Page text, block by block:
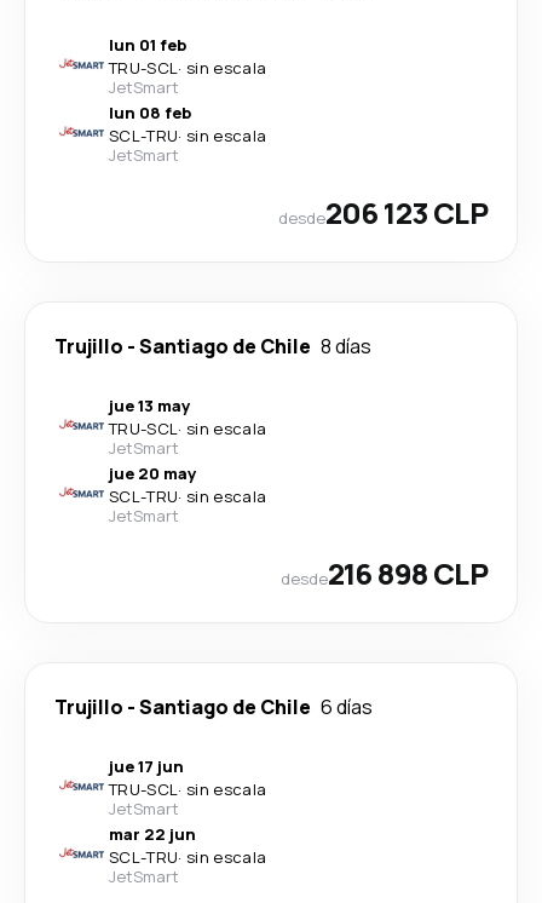
lun 01 feb
TRU-SCL· sin escala
JetSmart
lun 08 feb
SCL-TRU· sin escala
JetSmart
desde206 123 CLP
Trujillo -Santiago de Chile 8 días
jue 13 may
TRU-SCL· sin escala
JetSmart
jue 20 may
SCL-TRU· sin escala
JetSmart
desde216 898 CLP
Trujillo -Santiago de Chile 6 días
jue 17 jun
TRU-SCL· sin escala
JetSmart
mar 22 jun
SCL-TRU· sin escala
JetSmart